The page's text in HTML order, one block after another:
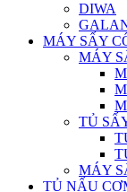
DIWA
MÁY SẤY
MÁY
TỦ
MÁY
TỦ NẤU